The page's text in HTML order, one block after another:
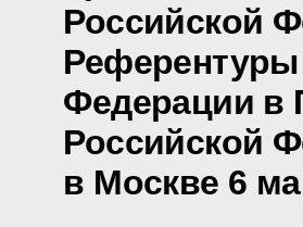
Российской
Референтуры
Федерации в
Российской
в Москве 6